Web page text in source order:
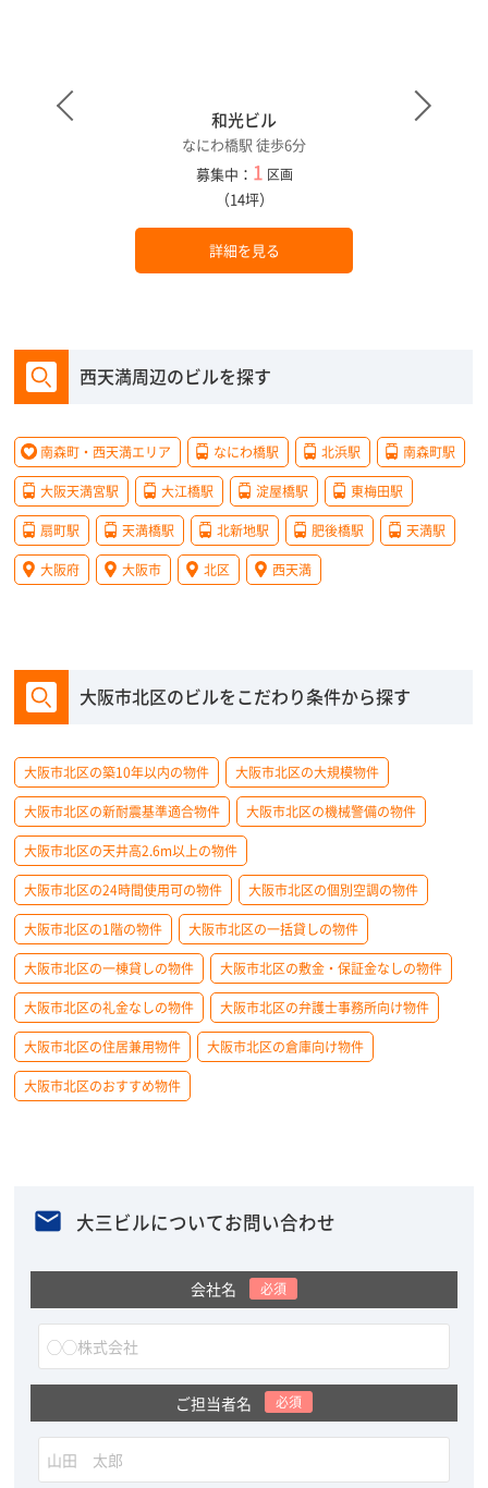
和光ビル
なにわ橋駅 徒歩6分
募集中： 1 区画
（14坪）
詳細を見る
西天満周辺のビルを探す
南森町・西天満エリア なにわ橋駅 北浜駅 南森町駅
大阪天満宮駅 大江橋駅 淀屋橋駅 東梅田駅
扇町駅 天満橋駅 北新地駅 肥後橋駅 天満駅
大阪府 大阪市 北区 西天満
大阪市北区のビルをこだわり条件から探す
大阪市北区の築10年以内の物件 大阪市北区の大規模物件
大阪市北区の新耐震基準適合物件 大阪市北区の機械警備の物件
大阪市北区の天井高2.6m以上の物件
大阪市北区の24時間使用可の物件 大阪市北区の個別空調の物件
大阪市北区の1階の物件 大阪市北区の一括貸しの物件
大阪市北区の一棟貸しの物件 大阪市北区の敷金・保証金なしの物件
大阪市北区の礼金なしの物件 大阪市北区の弁護士事務所向け物件
大阪市北区の住居兼用物件 大阪市北区の倉庫向け物件
大阪市北区のおすすめ物件
大三ビルについてお問い合わせ
会社名 必須
ご担当者名 必須